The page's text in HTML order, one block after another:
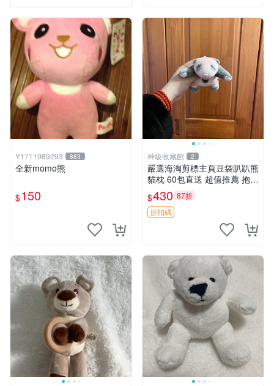
Y1711989293 883
全新momo熊
$150
神級收藏館 2
嚴選海淘剪標主頁豆袋趴趴熊
貓枕 60包直送 超值推薦 抱枕
海外購入 新款 條件良好
$430 87折
折扣碼